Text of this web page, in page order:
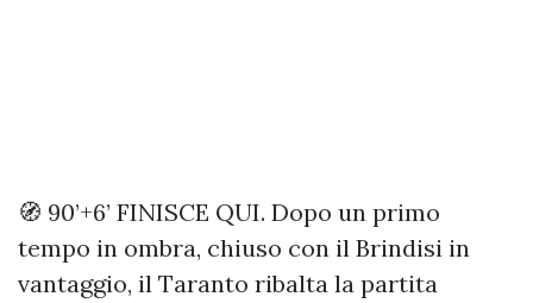
🧭 90’+6’ FINISCE QUI. Dopo un primo
tempo in ombra, chiuso con il Brindisi in
vantaggio, il Taranto ribalta la partita